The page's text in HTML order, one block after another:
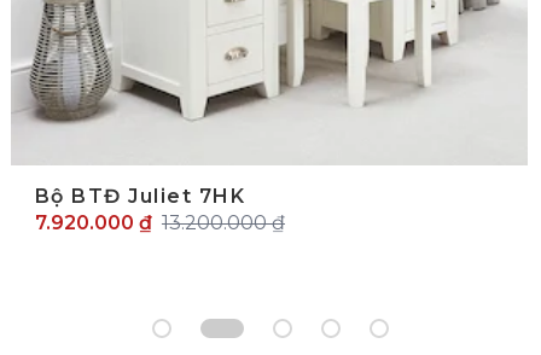
Bộ BTĐ Juliet 7HK
7.920.000 ₫ 13.200.000 ₫